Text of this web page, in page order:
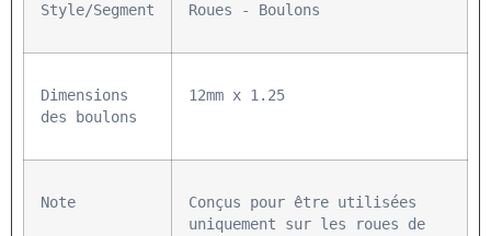
Style/Segment Roues - Boulons
Dimensions
des boulons
12mm x 1.25
Note
Conçus pour être utilisées
uniquement sur les roues de